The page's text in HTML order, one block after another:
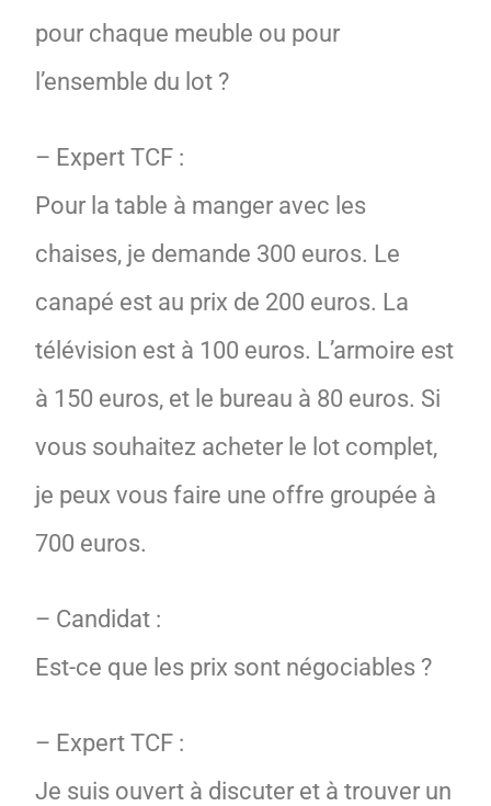
pour chaque meuble ou pour
l’ensemble du lot ?
– Expert TCF :
Pour la table à manger avec les
chaises, je demande 300 euros. Le
canapé est au prix de 200 euros. La
télévision est à 100 euros. L’armoire est
à 150 euros, et le bureau à 80 euros. Si
vous souhaitez acheter le lot complet,
je peux vous faire une offre groupée à
700 euros.
– Candidat :
Est-ce que les prix sont négociables ?
– Expert TCF :
Je suis ouvert à discuter et à trouver un